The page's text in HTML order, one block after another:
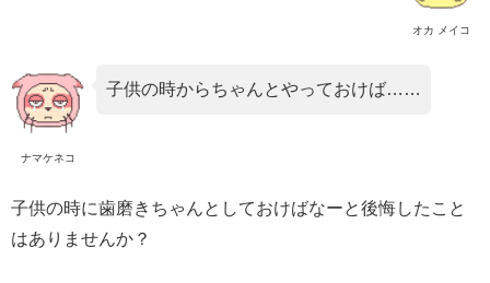
オカ メイコ
ナマケネコ
子供の時からちゃんとやっておけば……
子供の時に歯磨きちゃんとしておけばなーと後悔したこと
はありませんか？